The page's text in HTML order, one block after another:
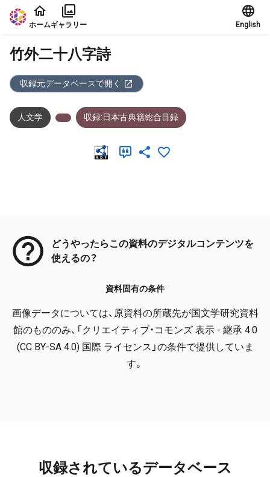
本文に飛ぶ
ホームギャラリー English
竹外二十八字詩
収録元データベースで開く
人文学 収録:日本古典籍総合目録
どうやったらこの資料のデジタルコンテンツを
使えるの？
資料固有の条件
画像データについては、原資料の所蔵先が国文学研究資料
館のもののみ、「クリエイティブ・コモンズ 表示 - 継承 4.0
(CC BY-SA 4.0) 国際 ライセンス」の条件で提供していま
す。
収録されているデータベース